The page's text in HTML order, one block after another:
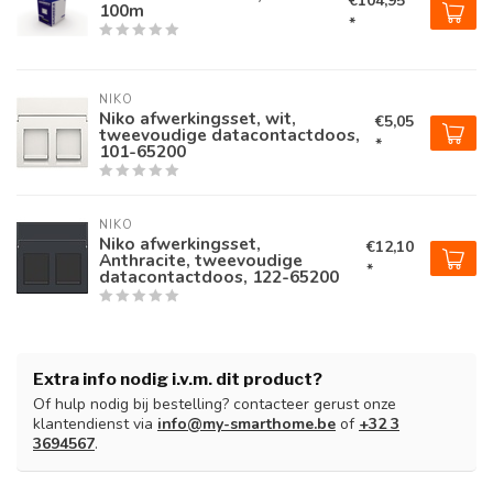
100m
*
NIKO
Niko afwerkingsset, wit,
tweevoudige datacontactdoos,
101-65200
€5,05
*
NIKO
Niko afwerkingsset,
Anthracite, tweevoudige
datacontactdoos, 122-65200
€12,10
*
Extra info nodig i.v.m. dit product?
Of hulp nodig bij bestelling? contacteer gerust onze
klantendienst via info@my-smarthome.be of +32 3
3694567.